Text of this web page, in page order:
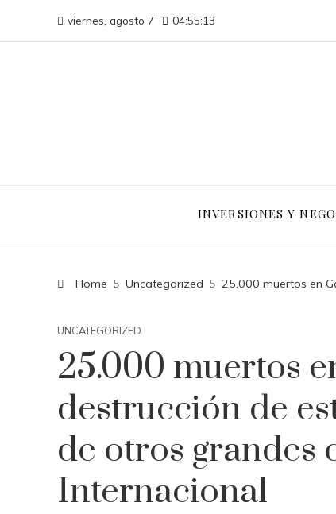
viernes, agosto 7 04:55:14
INVERSIONES Y
Home Uncategorized 25.000 muertos en
UNCATEGORIZED
25.000 muertos
destrucción de
de otros grandes
Internacional